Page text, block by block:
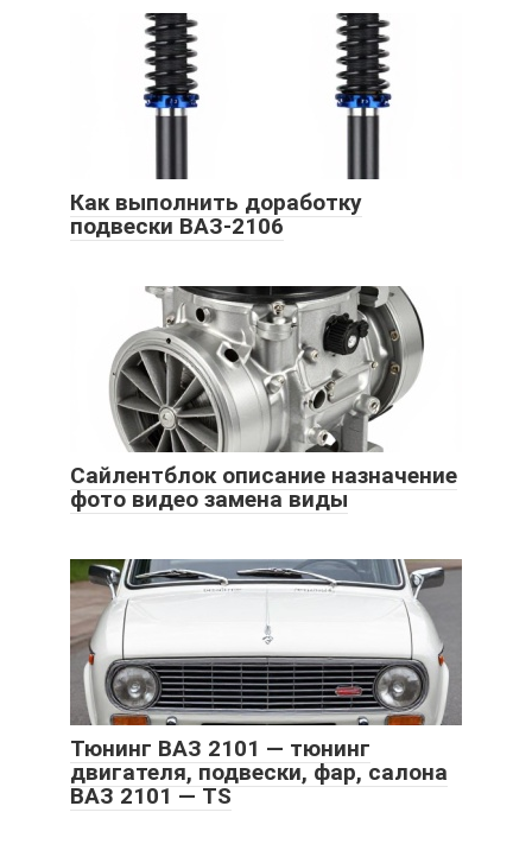
Как выполнить доработку
подвески ВАЗ-2106
Сайлентблок описание назначение
фото видео замена виды
Тюнинг ВАЗ 2101 — тюнинг
двигателя, подвески, фар, салона
ВАЗ 2101 — TS